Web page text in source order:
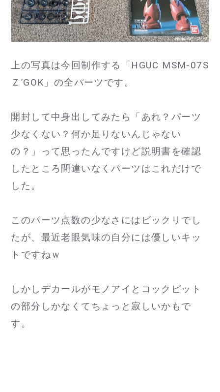
上の写真は今回制作する「HGUC MSM-07S
Ｚ’GOK」の全パーツです。
開封して中身出してみたら「あれ？パーツ
少なくない？何か足りないんじゃない
の？」って思ったんですけど説明書を確認
したところ間違いなくパーツはこれだけで
した。
このパーツ点数の少なさにはビックリでし
たが、最近老眼気味の自分には優しいキッ
トですねｗ
しかしデカールがモノアイとコックピット
の部分しかなくてちょっと寂しいかもで
す。